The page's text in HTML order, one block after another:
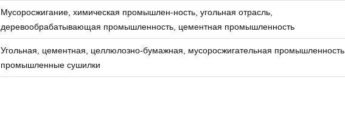
Мусоросжигание, химическая промышлен-ность, угольная отрасль,
деревообрабатывающая промышленность, цементная промышленность
Угольная, цементная, целлюлозно-бумажная, мусоросжигательная промышленность,
промышленные сушилки